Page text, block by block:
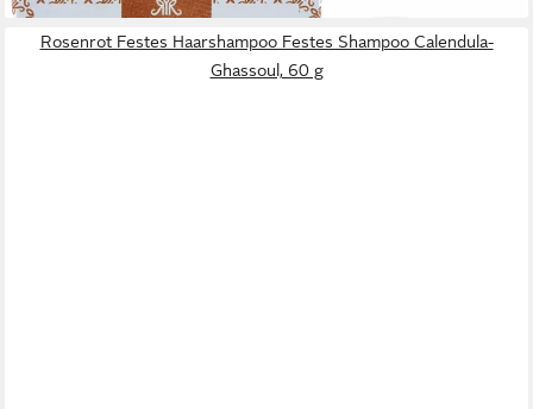
Rosenrot Festes Haarshampoo Festes Shampoo Calendula-
Ghassoul, 60 g